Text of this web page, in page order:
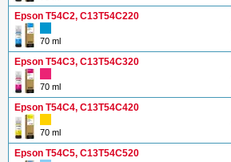
Epson T54C2, C13T54C220
70 ml
Epson T54C3, C13T54C320
70 ml
Epson T54C4, C13T54C420
70 ml
Epson T54C5, C13T54C520